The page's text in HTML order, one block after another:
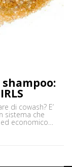
di cowash? E’
sistema che
economico
e
deve lavare